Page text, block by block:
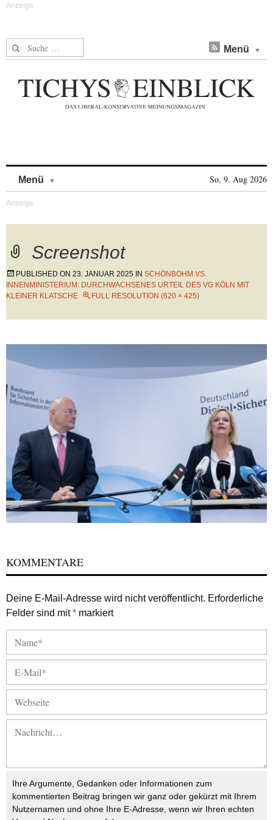
Suche nach: Menü
Menü So, 9. Aug 2026
Screenshot
PUBLISHED ON 23. JANUAR 2025 IN SCHÖNBOHM VS.
INNENMINISTERIUM: DURCHWACHSENES URTEIL DES VG KÖLN MIT
KLEINER KLATSCHE
FULL RESOLUTION (620 × 425)
KOMMENTARE
Deine E-Mail-Adresse wird nicht veröffentlicht. Erforderliche
Felder sind mit* markiert
Ihre Argumente, Gedanken oder Informationen zum
kommentierten Beitrag bringen wir ganz oder gekürzt mit Ihrem
Nutzernamen und ohne Ihre E-Adresse, wenn wir Ihren echten